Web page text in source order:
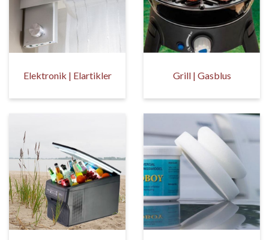
Elektronik | Elartikler Grill | Gasblus